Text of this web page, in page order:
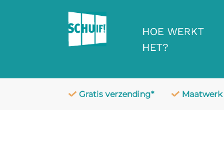
HOE WERKT
HET?
Gratis verzending*